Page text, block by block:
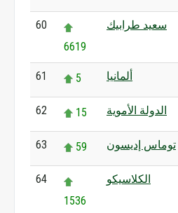
60
6619
سعيد طرابيك
61 5 ألمانيا
62 15 الدولة الأموية
63 59 توماس إديسون
64
1536
الكلاسيكو